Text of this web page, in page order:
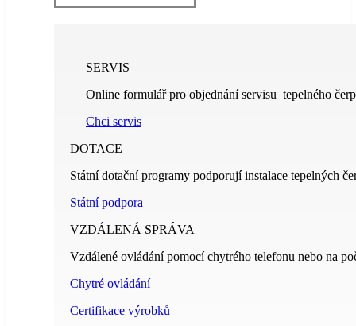
SERVIS
Online formulář pro objednání servisu tepelného
Chci servis
DOTACE
Státní dotační programy podporují instalace tepelných
Státní podpora
VZDÁLENÁ SPRÁVA
Vzdálené ovládání pomocí chytrého telefonu nebo na
Chytré ovládání
Certifikace výrobků